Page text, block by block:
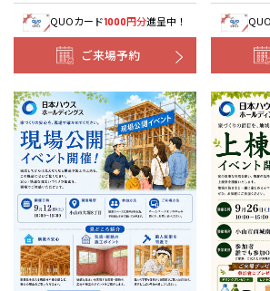
QUOカード1000円分進呈中！
ご来場予約